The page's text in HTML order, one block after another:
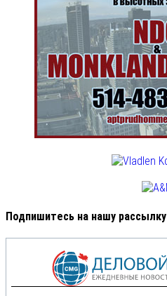
Подпишитесь на нашу рассылку